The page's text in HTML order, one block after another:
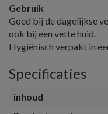
Gebruik
Goed bij de dagelijkse
ook bij een vette huid.
Hygiënisch verpakt in
Specificaties
inhoud